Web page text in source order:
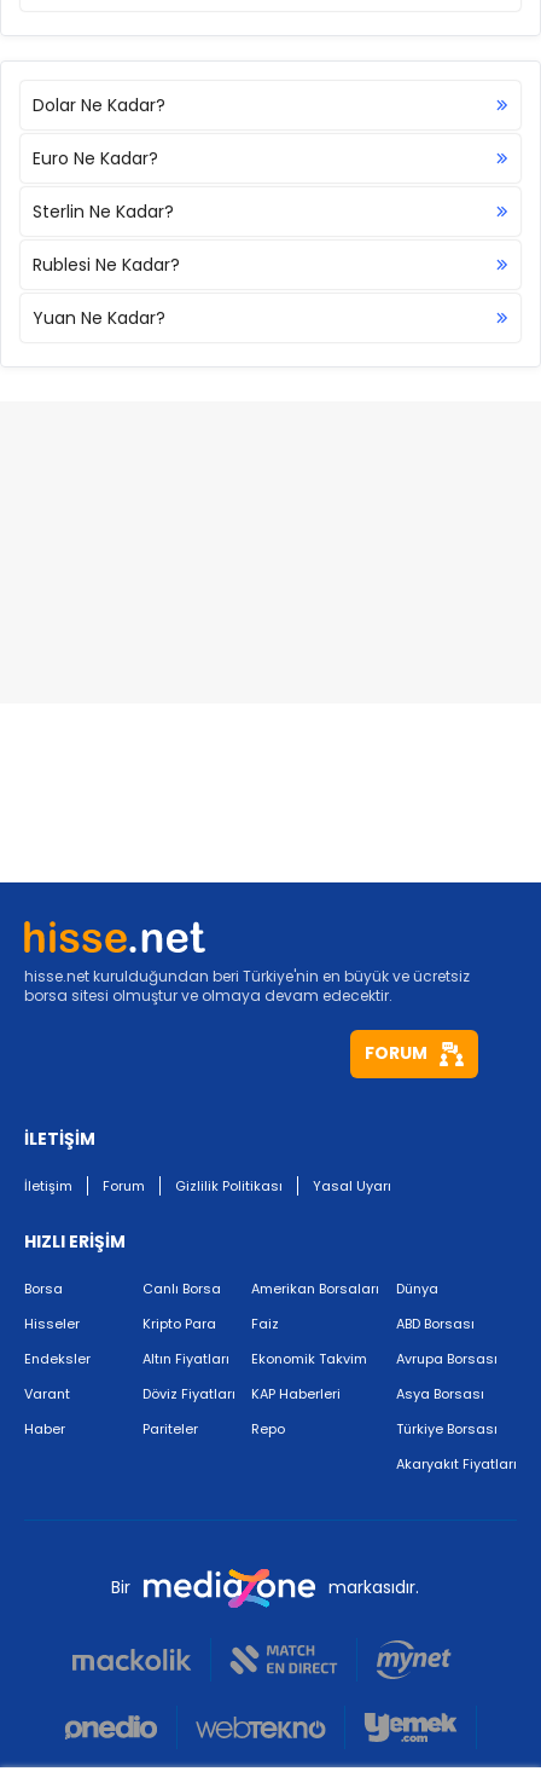
Dolar Ne Kadar?
Euro Ne Kadar?
Sterlin Ne Kadar?
Rublesi Ne Kadar?
Yuan Ne Kadar?
hisse.net kurulduğundan beri Türkiye'nin en büyük ve ücretsiz
borsa sitesi olmuştur ve olmaya devam edecektir.
FORUM
İLETİŞİM
İletişim Forum Gizlilik Politikası Yasal Uyarı
HIZLI ERİŞİM
Borsa
Hisseler
Endeksler
Varant
Haber
Canlı Borsa
Kripto Para
Altın Fiyatları
Döviz Fiyatları
Pariteler
Amerikan Borsaları
Faiz
Ekonomik Takvim
KAP Haberleri
Repo
Dünya
ABD Borsası
Avrupa Borsası
Asya Borsası
Türkiye Borsası
Akaryakıt Fiyatları
Bir markasıdır.